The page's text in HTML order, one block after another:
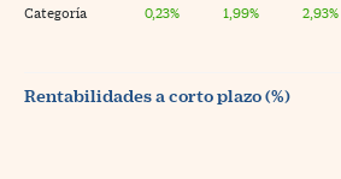
Categoría 0,23% 1,99% 2,93%
Rentabilidades a corto plazo (%)